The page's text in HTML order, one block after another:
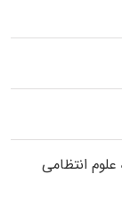
انتظامی